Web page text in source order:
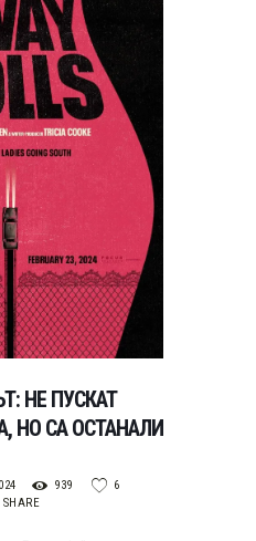
НЕ ПУСКАТ
НО СА ОСТАНАЛИ
939
6
SHARE